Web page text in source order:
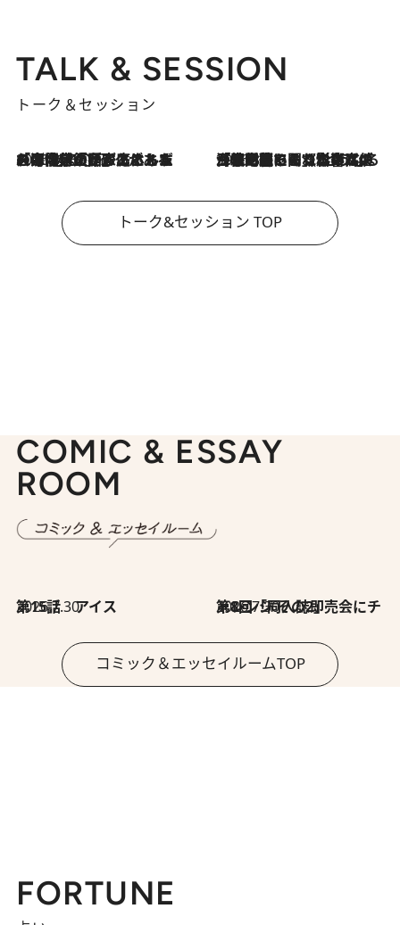
TALK & SESSION
トーク＆セッション
2026.8.3
「今後値上げがあるとすれば…」「リスクがあるのは今年の冬」エネルギー専門家が語る、ホルムズ海峡封鎖が家庭にもたらす“ある心配” 2026.8.3
「住宅建てられない…」「サーチャージ料の高値が続いている」ホルムズ海峡封鎖による影響はいつまで続く？《エネルギー専門家に聞く“どうなる日本の暮らし”》
トーク&セッション TOP
COMIC & ESSAY
ROOM
2026.7.30
第15話 アイス 2026.7.30
第8回「同人誌即売会にチャレンジ その2」
コミック＆エッセイルームTOP
FORTUNE